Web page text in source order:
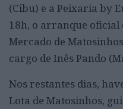
(Cibu) e a Peixaria by
18h, o arranque oficial
Mercado de
cargo de Inês Pando
Nos restantes dias,
Lota de Matosinhos,